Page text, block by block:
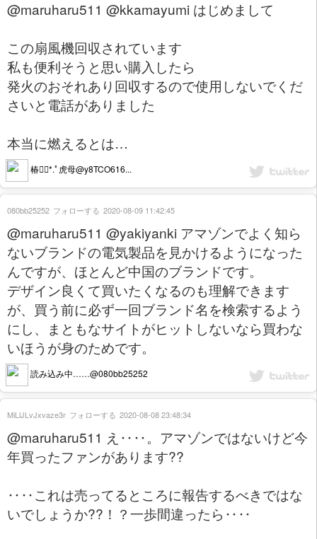
@maruharu511 @kkamayumi はじめまして
この扇風機回収されています
私も便利そうと思い購入したら
発火のおそれあり回収するので使用しないでくだ
さいと電話がありました
本当に燃えるとは…
椿❁⃘*.ﾟ虎母@y8TCO616...
@maruharu511 @yakiyanki アマゾンでよく知ら
ないブランドの電気製品を見かけるようになった
んですが、ほとんど中国のブランドです。
デザイン良くて買いたくなるのも理解できます
が、買う前に必ず一回ブランド名を検索するよう
にし、まともなサイトがヒットしないなら買わな
いほうが身のためです。
読み込み中……@080bb25252
080bb25252 フォローする 2020-08-09 11:42:45
@maruharu511 え‥‥。アマゾンではないけど今
年買ったファンがあります??
‥‥これは売ってるところに報告するべきではな
いでしょうか??！？一歩間違ったら‥‥
MiLlJLvJxvaze3r フォローする 2020-08-08 23:48:34